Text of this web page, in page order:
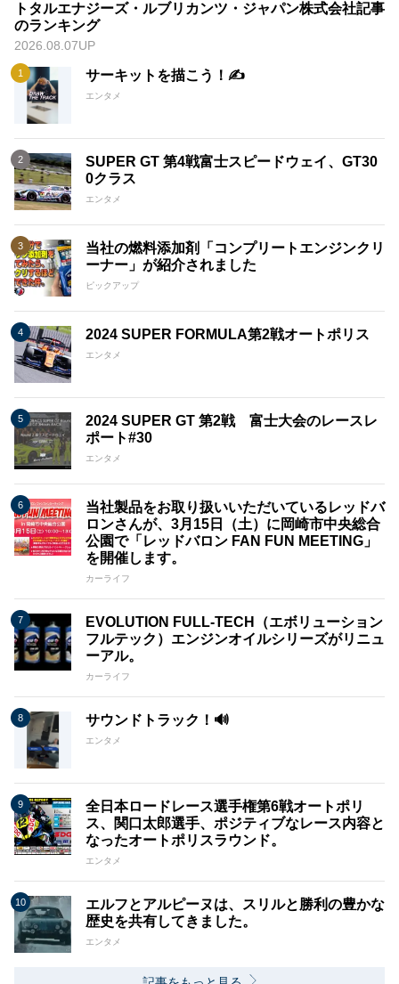
トタルエナジーズ・ルブリカンツ・ジャパン株式会社記事
のランキング
2026.08.07UP
サーキットを描こう！✍️
エンタメ
SUPER GT 第4戦富士スピードウェイ、GT30
0クラス
エンタメ
当社の燃料添加剤「コンプリートエンジンクリ
ーナー」が紹介されました
ピックアップ
2024 SUPER FORMULA第2戦オートポリス
エンタメ
2024 SUPER GT 第2戦 富士大会のレースレ
ポート#30
エンタメ
当社製品をお取り扱いいただいているレッドバ
ロンさんが、3月15日（土）に岡崎市中央総合
公園で「レッドバロン FAN FUN MEETING」
を開催します。
カーライフ
EVOLUTION FULL-TECH（エボリューション
フルテック）エンジンオイルシリーズがリニュ
ーアル。
カーライフ
サウンドトラック！🔊
エンタメ
全日本ロードレース選手権第6戦オートポリ
ス、関口太郎選手、ポジティブなレース内容と
なったオートポリスラウンド。
エンタメ
エルフとアルピーヌは、スリルと勝利の豊かな
歴史を共有してきました。
エンタメ